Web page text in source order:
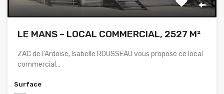
LE MANS – LOCAL COMMERCIAL, 2527 M²
ZAC de l’Ardoise, Isabelle ROUSSEAU vous propose ce local
commercial…
Surface